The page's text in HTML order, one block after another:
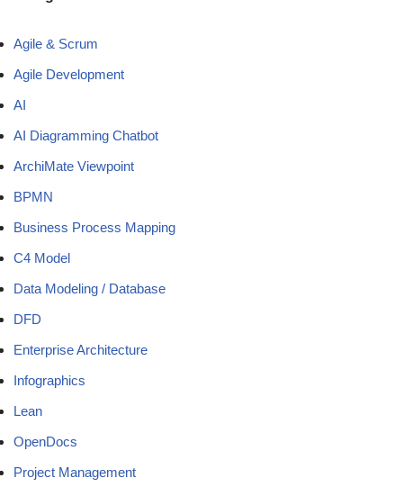
Agile & Scrum
Agile Development
AI
AI Diagramming Chatbot
ArchiMate Viewpoint
BPMN
Business Process Mapping
C4 Model
Data Modeling / Database
DFD
Enterprise Architecture
Infographics
Lean
OpenDocs
Project Management